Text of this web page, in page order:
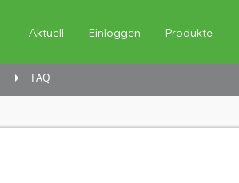
Aktuell Einloggen Produkte
FAQ